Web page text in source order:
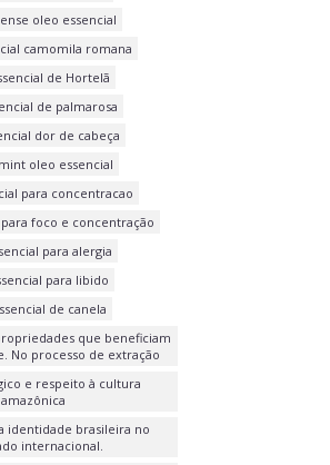
oleo essencial
camomila romana
de Hortelã
de palmarosa
dor de cabeça
oleo essencial
para concentracao
foco e concentração
para alergia
para libido
de canela
que beneficiam
No processo de extração
e respeito à cultura
amazônica
identidade brasileira no
internacional.